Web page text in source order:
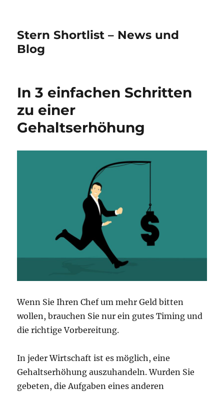
Stern Shortlist – News und
Blog
In 3 einfachen Schritten
zu einer
Gehaltserhöhung
Wenn Sie Ihren Chef um mehr Geld bitten
wollen, brauchen Sie nur ein gutes Timing und
die richtige Vorbereitung.
In jeder Wirtschaft ist es möglich, eine
Gehaltserhöhung auszuhandeln. Wurden Sie
gebeten, die Aufgaben eines anderen